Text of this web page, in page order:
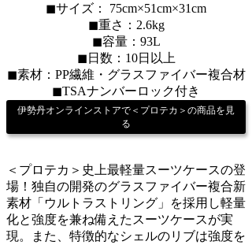
◼︎サイズ： 75cm×51cm×31cm
◼︎重さ：2.6kg
◼︎容量：93L
◼︎日数：10日以上
◼︎素材：PP繊維・グラスファイバー複合材
◼︎TSAナンバーロック付き
伊勢丹オンラインストアで＜プロテカ＞の商品を見
る
＜プロテカ＞史上最軽量スーツケースの登
場！独自の開発のグラスファイバー複合新
素材「ウルトラストリング」を採用し軽量
化と強度を兼ね備えたスーツケースが実
現。また、特徴的なシェルのリブは強度を